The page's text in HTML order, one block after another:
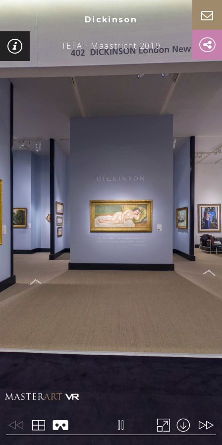
Dickinson
TEFAF Maastricht 2019